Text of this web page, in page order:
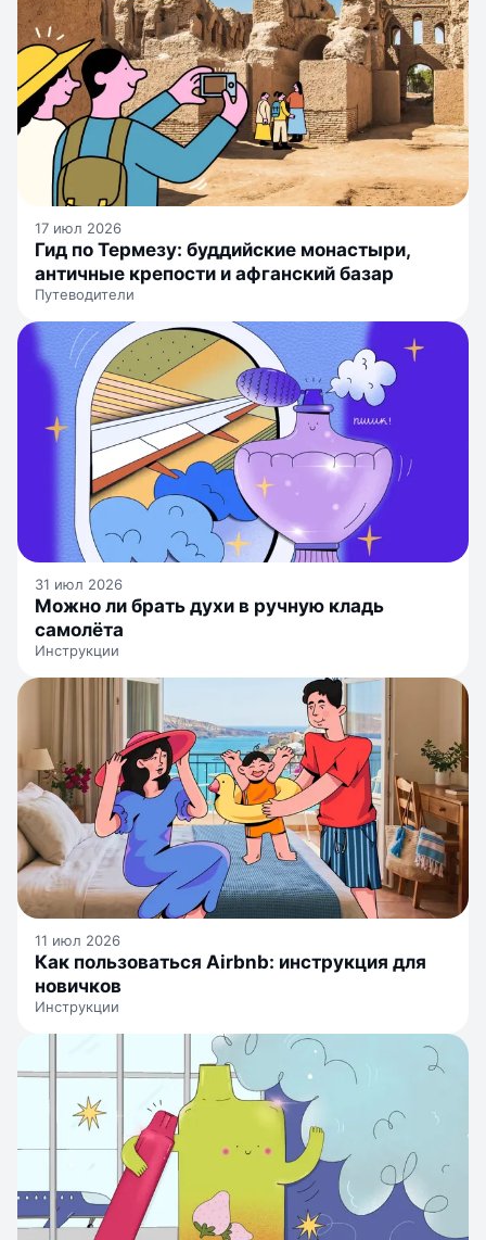
17 июл 2026
Гид по Термезу: буддийские монастыри,
античные крепости и афганский базар
Путеводители
31 июл 2026
Можно ли брать духи в ручную кладь
самолёта
Инструкции
11 июл 2026
Как пользоваться Airbnb: инструкция для
новичков
Инструкции